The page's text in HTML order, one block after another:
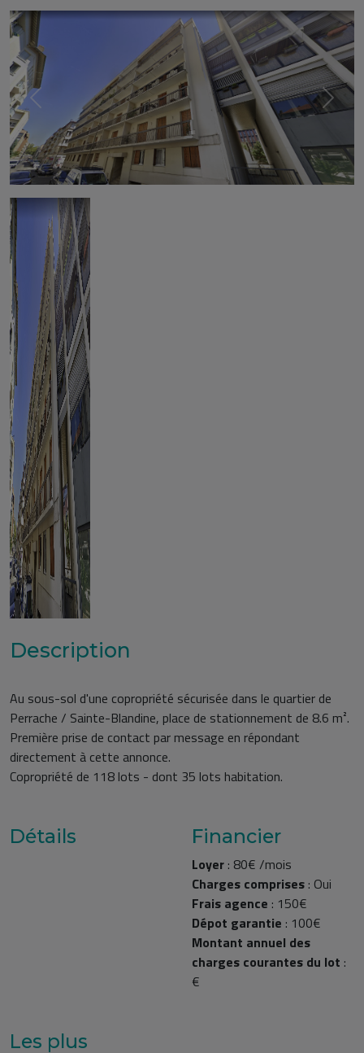
Previous Next
Description
Au sous-sol d'une copropriété sécurisée dans le quartier de
Perrache / Sainte-Blandine, place de stationnement de 8.6 m².
Première prise de contact par message en répondant
directement à cette annonce.
Copropriété de 118 lots - dont 35 lots habitation.
Détails Financier
Loyer : 80€ /mois
Charges comprises : Oui
Frais agence : 150€
Dépot garantie : 100€
Montant annuel des
charges courantes du lot :
€
Les plus